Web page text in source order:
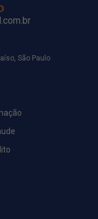
São Paulo